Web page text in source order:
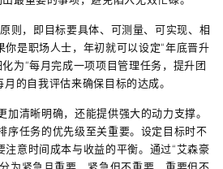
则，即目标要具体、可测量、可实现、相
是职场人士，年初就可以设定“年底晋升
为“每月完成一项项目管理任务，提升团
的自我评估来确保目标的达成。
加清晰明确，还能提供强大的动力支撑。
序任务的优先级至关重要。设定目标时不
意时间成本与收益的平衡。通过“艾森豪